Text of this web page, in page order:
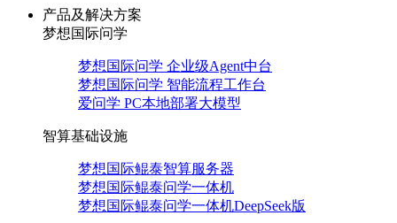
产品及解决方案
梦想国际问学
梦想国际问学 企业级Agent中台
梦想国际问学 智能流程工作台
爱问学 PC本地部署大模型
智算基础设施
梦想国际鲲泰智算服务器
梦想国际鲲泰问学一体机
梦想国际鲲泰问学一体机DeepSeek版